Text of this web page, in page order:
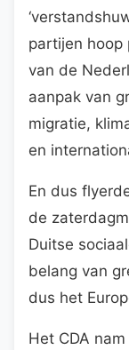
partijen
van de
aanpak van
migratie,
en
En dus
de
Duitse
belang van
dus het
Het CDA